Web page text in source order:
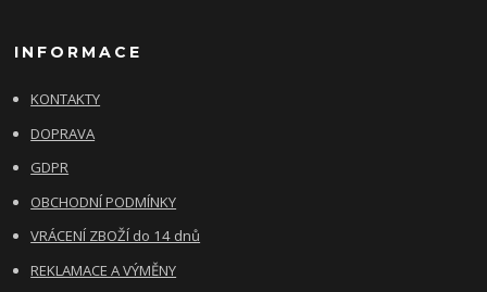
INFORMACE
KONTAKTY
DOPRAVA
GDPR
OBCHODNÍ PODMÍNKY
VRÁCENÍ ZBOŽÍ do 14 dnů
REKLAMACE A VÝMĚNY